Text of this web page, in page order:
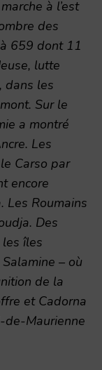
à l’est
des
659 dont 11
lutte
dans les
Sur le
a montré
Les
Carso par
encore
Les Roumains
Des
îles
– où
de la
et Cadorna
de-Maurienne